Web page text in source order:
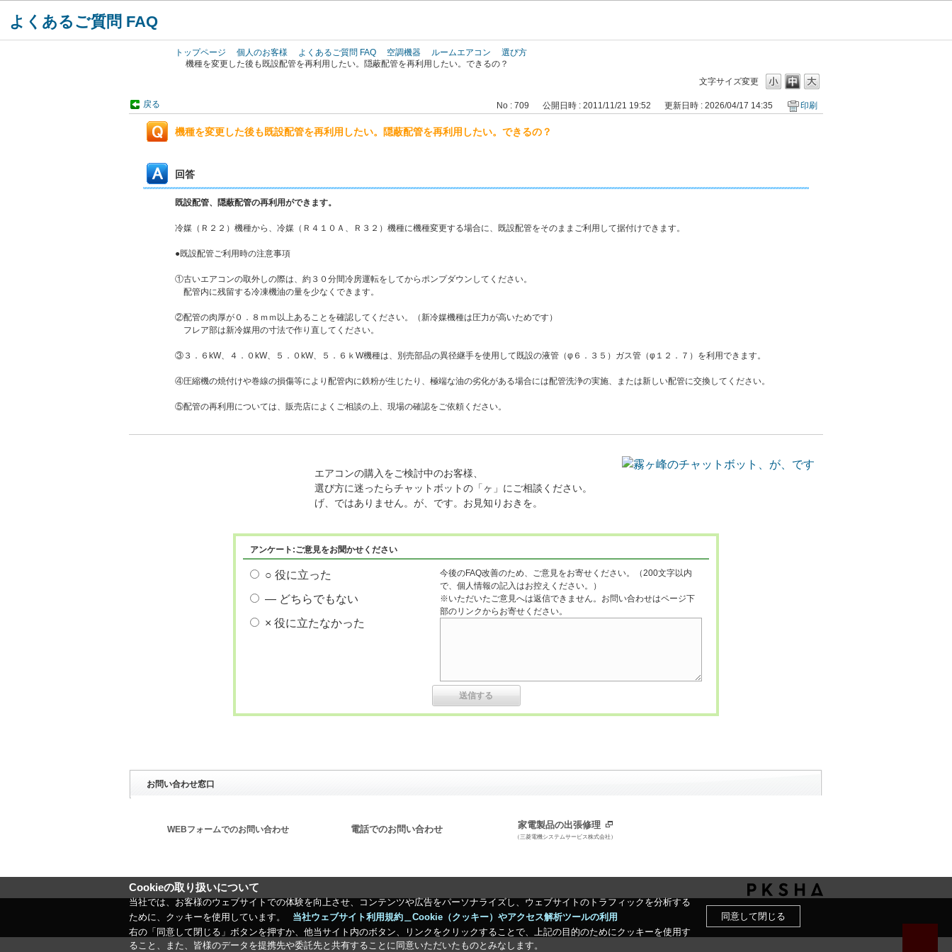
よくあるご質問 FAQ
トップページ 個人のお客様 よくあるご質問 FAQ 空調機器 ルームエアコン
選び方
機種を変更した後も既設配管を再利用したい。隠蔽配管を再利用したい。できるの？
文字サイズ変更
戻る No : 709 公開日時 : 2011/11/21 19:52 更新日時 : 2026/04/17 14:35 印刷
機種を変更した後も既設配管を再利用したい。隠蔽配管を再利用したい。できるの？
回答
既設配管、隠蔽配管の再利用ができます。
冷媒（Ｒ２２）機種から、冷媒（Ｒ４１０Ａ、Ｒ３２）機種に機種変更する場合に、既設配管をそのままご利用して据付けできます。
●既設配管ご利用時の注意事項
①古いエアコンの取外しの際は、約３０分間冷房運転をしてからポンプダウンしてください。
配管内に残留する冷凍機油の量を少なくできます。
②配管の肉厚が０．８ｍｍ以上あることを確認してください。（新冷媒機種は圧力が高いためです）
フレア部は新冷媒用の寸法で作り直してください。
③３．６kW、４．０kW、５．０kW、５．６ｋW機種は、別売部品の異径継手を使用して既設の液管（φ６．３５）ガス管（φ１２．７）を利用できます。
④圧縮機の焼付けや巻線の損傷等により配管内に鉄粉が生じたり、極端な油の劣化がある場合には配管洗浄の実施、または新しい配管に交換してください。
⑤配管の再利用については、販売店によくご相談の上、現場の確認をご依頼ください。
エアコンの購入をご検討中のお客様、
選び方に迷ったらチャットボットの「ヶ」にご相談ください。
げ、ではありません。が、です。お見知りおきを。
アンケート:ご意見をお聞かせください
○ 役に立った
― どちらでもない
× 役に立たなかった
今後のFAQ改善のため、ご意見をお寄せください。（200文字以内
で、個人情報の記入はお控えください。）
※いただいたご意見へは返信できません。お問い合わせはページ下
部のリンクからお寄せください。
お問い合わせ窓口
WEBフォームでのお問い合わせ 電話でのお問い合わせ 家電製品の出張修理
（三菱電機システムサービス株式会社）
Cookieの取り扱いについて
当社では、お客様のウェブサイトでの体験を向上させ、コンテンツや広告をパーソナライズし、ウェブサイトのトラフィックを分析する
ために、クッキーを使用しています。
当社ウェブサイト利用規約＿Cookie（クッキー）やアクセス解析ツールの利用
右の「同意して閉じる」ボタンを押すか、他当サイト内のボタン、リンクをクリックすることで、上記の目的のためにクッキーを使用す
ること、また、皆様のデータを提携先や委託先と共有することに同意いただいたものとみなします。
同意して閉じる